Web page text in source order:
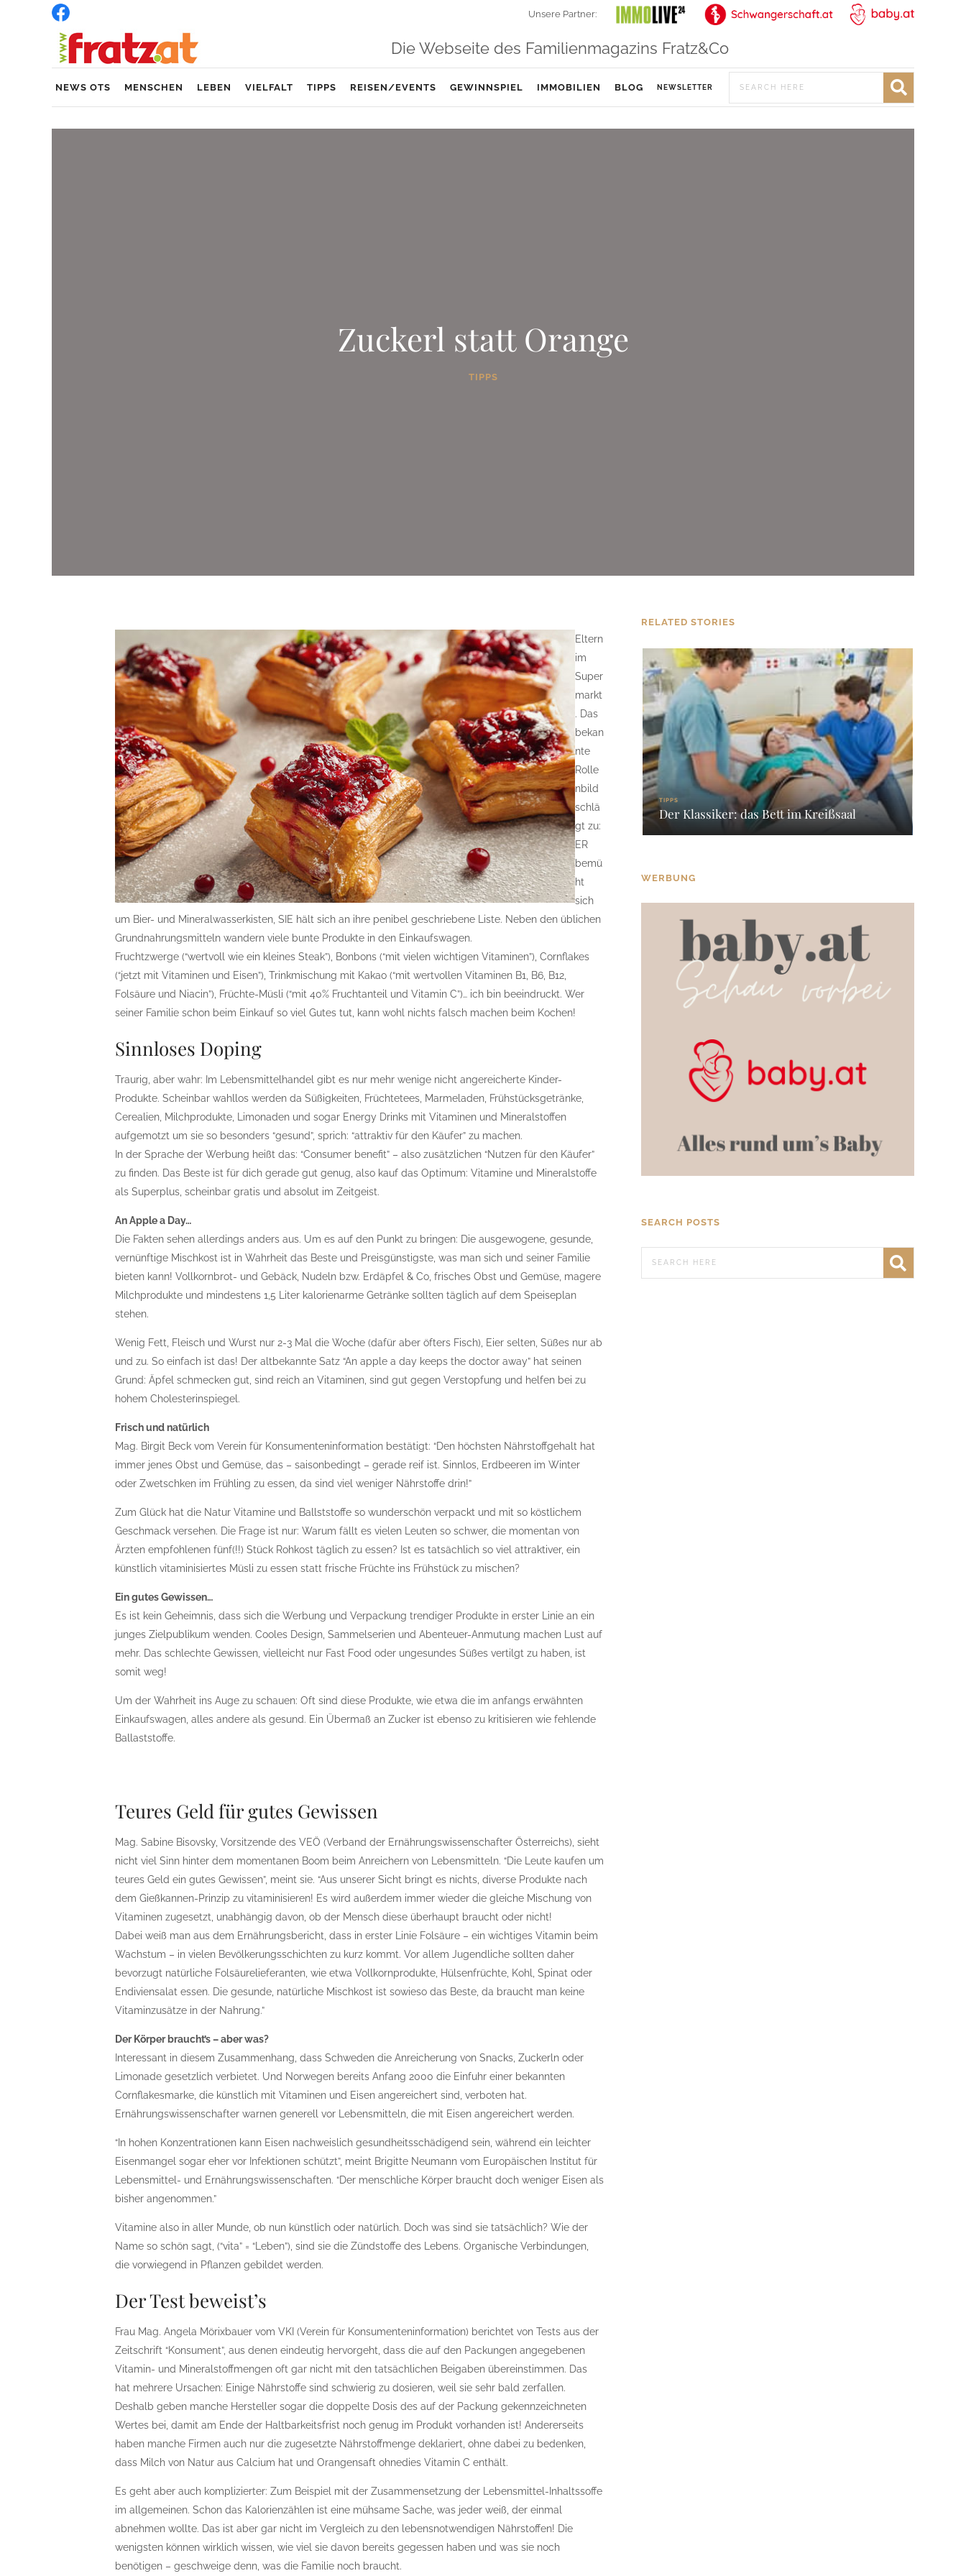
Unsere Partner:
Die Webseite des Familienmagazins Fratz&Co
NEWS OTS MENSCHEN LEBEN VIELFALT TIPPS REISEN/EVENTS GEWINNSPIEL IMMOBILIEN BLOG NEWSLETTER
Zuckerl statt Orange
TIPPS
Eltern
im
Super
markt
. Das
bekan
nte
Rolle
nbild
schlä
gt zu:
ER
bemü
ht
sich
um Bier- und Mineralwasserkisten, SIE hält sich an ihre penibel geschriebene Liste. Neben den üblichen
Grundnahrungsmitteln wandern viele bunte Produkte in den Einkaufswagen.
Fruchtzwerge (“wertvoll wie ein kleines Steak”), Bonbons (“mit vielen wichtigen Vitaminen”), Cornflakes
(“jetzt mit Vitaminen und Eisen”), Trinkmischung mit Kakao (“mit wertvollen Vitaminen B1, B6, B12,
Folsäure und Niacin”), Früchte-Müsli (“mit 40% Fruchtanteil und Vitamin C”)… ich bin beeindruckt. Wer
seiner Familie schon beim Einkauf so viel Gutes tut, kann wohl nichts falsch machen beim Kochen!
Sinnloses Doping
Traurig, aber wahr: Im Lebensmittelhandel gibt es nur mehr wenige nicht angereicherte Kinder-
Produkte. Scheinbar wahllos werden da Süßigkeiten, Früchtetees, Marmeladen, Frühstücksgetränke,
Cerealien, Milchprodukte, Limonaden und sogar Energy Drinks mit Vitaminen und Mineralstoffen
aufgemotzt um sie so besonders “gesund”, sprich: “attraktiv für den Käufer” zu machen.
In der Sprache der Werbung heißt das: “Consumer benefit” – also zusätzlichen “Nutzen für den Käufer”
zu finden. Das Beste ist für dich gerade gut genug, also kauf das Optimum: Vitamine und Mineralstoffe
als Superplus, scheinbar gratis und absolut im Zeitgeist.
An Apple a Day…
Die Fakten sehen allerdings anders aus. Um es auf den Punkt zu bringen: Die ausgewogene, gesunde,
vernünftige Mischkost ist in Wahrheit das Beste und Preisgünstigste, was man sich und seiner Familie
bieten kann! Vollkornbrot- und Gebäck, Nudeln bzw. Erdäpfel & Co, frisches Obst und Gemüse, magere
Milchprodukte und mindestens 1,5 Liter kalorienarme Getränke sollten täglich auf dem Speiseplan
stehen.
Wenig Fett, Fleisch und Wurst nur 2-3 Mal die Woche (dafür aber öfters Fisch), Eier selten, Süßes nur ab
und zu. So einfach ist das! Der altbekannte Satz “An apple a day keeps the doctor away” hat seinen
Grund: Äpfel schmecken gut, sind reich an Vitaminen, sind gut gegen Verstopfung und helfen bei zu
hohem Cholesterinspiegel.
Frisch und natürlich
Mag. Birgit Beck vom Verein für Konsumenteninformation bestätigt: “Den höchsten Nährstoffgehalt hat
immer jenes Obst und Gemüse, das – saisonbedingt – gerade reif ist. Sinnlos, Erdbeeren im Winter
oder Zwetschken im Frühling zu essen, da sind viel weniger Nährstoffe drin!”
Zum Glück hat die Natur Vitamine und Ballststoffe so wunderschön verpackt und mit so köstlichem
Geschmack versehen. Die Frage ist nur: Warum fällt es vielen Leuten so schwer, die momentan von
Ärzten empfohlenen fünf(!!) Stück Rohkost täglich zu essen? Ist es tatsächlich so viel attraktiver, ein
künstlich vitaminisiertes Müsli zu essen statt frische Früchte ins Frühstück zu mischen?
Ein gutes Gewissen…
Es ist kein Geheimnis, dass sich die Werbung und Verpackung trendiger Produkte in erster Linie an ein
junges Zielpublikum wenden. Cooles Design, Sammelserien und Abenteuer-Anmutung machen Lust auf
mehr. Das schlechte Gewissen, vielleicht nur Fast Food oder ungesundes Süßes vertilgt zu haben, ist
somit weg!
Um der Wahrheit ins Auge zu schauen: Oft sind diese Produkte, wie etwa die im anfangs erwähnten
Einkaufswagen, alles andere als gesund. Ein Übermaß an Zucker ist ebenso zu kritisieren wie fehlende
Ballaststoffe.
Teures Geld für gutes Gewissen
Mag. Sabine Bisovsky, Vorsitzende des VEÖ (Verband der Ernährungswissenschafter Österreichs), sieht
nicht viel Sinn hinter dem momentanen Boom beim Anreichern von Lebensmitteln. “Die Leute kaufen um
teures Geld ein gutes Gewissen”, meint sie. “Aus unserer Sicht bringt es nichts, diverse Produkte nach
dem Gießkannen-Prinzip zu vitaminisieren! Es wird außerdem immer wieder die gleiche Mischung von
Vitaminen zugesetzt, unabhängig davon, ob der Mensch diese überhaupt braucht oder nicht!
Dabei weiß man aus dem Ernährungsbericht, dass in erster Linie Folsäure – ein wichtiges Vitamin beim
Wachstum – in vielen Bevölkerungsschichten zu kurz kommt. Vor allem Jugendliche sollten daher
bevorzugt natürliche Folsäurelieferanten, wie etwa Vollkornprodukte, Hülsenfrüchte, Kohl, Spinat oder
Endiviensalat essen. Die gesunde, natürliche Mischkost ist sowieso das Beste, da braucht man keine
Vitaminzusätze in der Nahrung.”
Der Körper braucht’s – aber was?
Interessant in diesem Zusammenhang, dass Schweden die Anreicherung von Snacks, Zuckerln oder
Limonade gesetzlich verbietet. Und Norwegen bereits Anfang 2000 die Einfuhr einer bekannten
Cornflakesmarke, die künstlich mit Vitaminen und Eisen angereichert sind, verboten hat.
Ernährungswissenschafter warnen generell vor Lebensmitteln, die mit Eisen angereichert werden.
“In hohen Konzentrationen kann Eisen nachweislich gesundheitsschädigend sein, während ein leichter
Eisenmangel sogar eher vor Infektionen schützt”, meint Brigitte Neumann vom Europäischen Institut für
Lebensmittel- und Ernährungswissenschaften. “Der menschliche Körper braucht doch weniger Eisen als
bisher angenommen.”
Vitamine also in aller Munde, ob nun künstlich oder natürlich. Doch was sind sie tatsächlich? Wie der
Name so schön sagt, (“vita” = “Leben”), sind sie die Zündstoffe des Lebens. Organische Verbindungen,
die vorwiegend in Pflanzen gebildet werden.
Der Test beweist’s
Frau Mag. Angela Mörixbauer vom VKI (Verein für Konsumenteninformation) berichtet von Tests aus der
Zeitschrift “Konsument”, aus denen eindeutig hervorgeht, dass die auf den Packungen angegebenen
Vitamin- und Mineralstoffmengen oft gar nicht mit den tatsächlichen Beigaben übereinstimmen. Das
hat mehrere Ursachen: Einige Nährstoffe sind schwierig zu dosieren, weil sie sehr bald zerfallen.
Deshalb geben manche Hersteller sogar die doppelte Dosis des auf der Packung gekennzeichneten
Wertes bei, damit am Ende der Haltbarkeitsfrist noch genug im Produkt vorhanden ist! Andererseits
haben manche Firmen auch nur die zugesetzte Nährstoffmenge deklariert, ohne dabei zu bedenken,
dass Milch von Natur aus Calcium hat und Orangensaft ohnedies Vitamin C enthält.
Es geht aber auch komplizierter: Zum Beispiel mit der Zusammensetzung der Lebensmittel-Inhaltssoffe
im allgemeinen. Schon das Kalorienzählen ist eine mühsame Sache, was jeder weiß, der einmal
abnehmen wollte. Das ist aber gar nicht im Vergleich zu den lebensnotwendigen Nährstoffen! Die
wenigsten können wirklich wissen, wie viel sie davon bereits gegessen haben und was sie noch
benötigen – geschweige denn, was die Familie noch braucht.
RELATED STORIES
TIPPS
Der Klassiker: das Bett im Kreißsaal
WERBUNG
SEARCH POSTS